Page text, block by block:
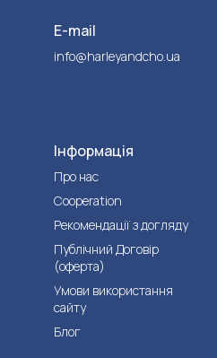
E-mail
info@harleyandcho.ua
Інформація
Про нас
Cooperation
Рекомендації з догляду
Публічний Договір
(оферта)
Умови використання
сайту
Блог